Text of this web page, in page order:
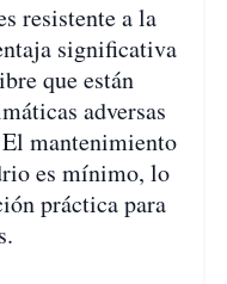
resistente a la
significativa
que están
adversas
mantenimiento
es mínimo, lo
práctica para